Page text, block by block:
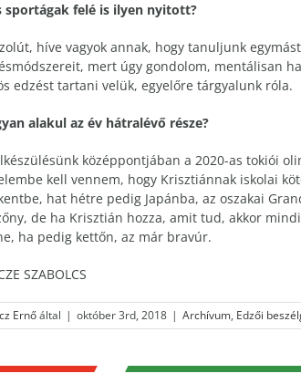
sportágak felé is ilyen nyitott?
híve vagyok annak, hogy tanuljunk
mert úgy gondolom, mentálisan
edzést tartani velük, egyelőre tárgyalunk róla.
alakul az év hátralévő része?
középpontjában a 2020-as tokiói
kell vennem, hogy Krisztiánnak iskolai
hat hétre pedig Japánba, az oszakai
de ha Krisztián hozza, amit tud, akkor
ha pedig kettőn, az már bravúr.
SZABOLCS
Ernőáltal | október 3rd, 2018 | Archívum, Edzői